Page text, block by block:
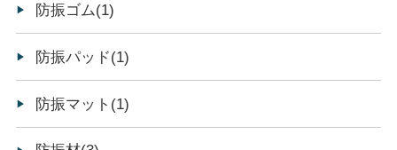
防振ゴム(1)
防振パッド(1)
防振マット(1)